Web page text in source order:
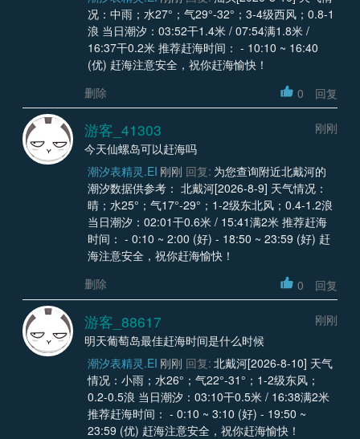
况：中雨；水27°；气29°-32°；3-4级西风；0.8-1
浪 当日潮汐：03:52干1.4米 / 07:54满1.8米 /
16:37干0.2米 推荐赶海时间： - 10:10 ~ 16:40
(优) 赶海注意安全，祝你赶海愉快！
删除
0 回复
游客_41303
刚刚
今天仙螺岛可以赶海吗
潮汐表精灵.EI 刚刚 回复: 为您查询附近北戴河的
潮汐数据供参考： 北戴河[2026-8-9] 天气情况：
晴；水25°；气17°-29°；1-2级东北风；0.4-1.2浪
当日潮汐：02:01干0.6米 / 15:41满2米 推荐赶海
时间： - 0:10 ~ 2:00 (好) - 18:50 ~ 23:59 (好) 赶
海注意安全，祝你赶海愉快！
删除
0 回复
游客_88617
刚刚
明天葡萄岛最佳赶海时间是什么时候
潮汐表精灵.EI 刚刚 回复: 北戴河[2026-8-10] 天气
情况：小雨；水26°；气22°-31°；1-2级东风；
0.2-0.5浪 当日潮汐：03:10干0.5米 / 16:38满2米
推荐赶海时间： - 0:10 ~ 3:10 (好) - 19:50 ~
23:59 (优) 赶海注意安全，祝你赶海愉快！